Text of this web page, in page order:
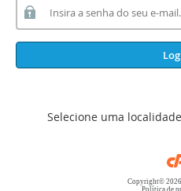
Selecione uma
Copyright© 2026
Política de